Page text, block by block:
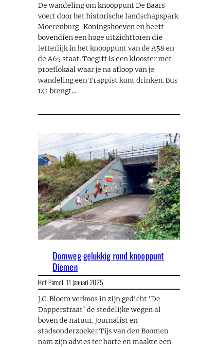
De wandeling om knooppunt De Baars
voert door het historische landschapspark
Moerenburg-Koningshoeven en heeft
bovendien een hoge uitzichttoren die
letterlijk ín het knooppunt van de A58 en
de A65 staat. Toegift is een klooster met
proeflokaal waar je na afloop van je
wandeling een Trappist kunt drinken. Bus
141 brengt…
Domweg gelukkig rond knooppunt
Diemen
Het Parool,11 januari 2025
J.C. Bloem verkoos in zijn gedicht ‘De
Dapperstraat’ de stedelijke wegen al
boven de natuur. Journalist en
stadsonderzoeker Tijs van den Boomen
nam zijn advies ter harte en maakte een